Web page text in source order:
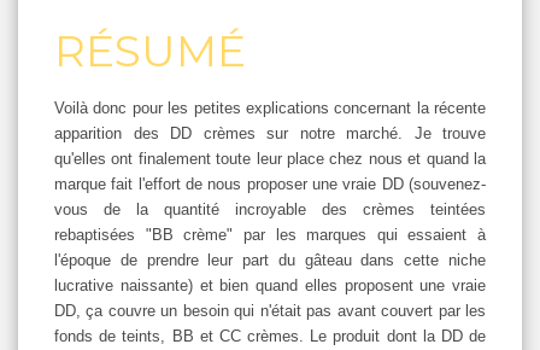
RÉSUMÉ
Voilà donc pour les petites explications concernant la récente
apparition des DD crèmes sur notre marché. Je trouve
qu'elles ont finalement toute leur place chez nous et quand la
marque fait l'effort de nous proposer une vraie DD (souvenez-
vous de la quantité incroyable des crèmes teintées
rebaptisées "BB crème" par les marques qui essaient à
l'époque de prendre leur part du gâteau dans cette niche
lucrative naissante) et bien quand elles proposent une vraie
DD, ça couvre un besoin qui n'était pas avant couvert par les
fonds de teints, BB et CC crèmes. Le produit dont la DD de